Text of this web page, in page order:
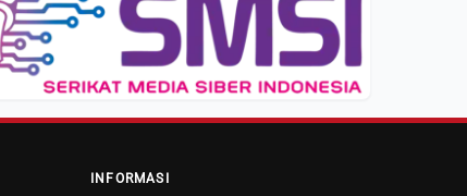
INFORMASI